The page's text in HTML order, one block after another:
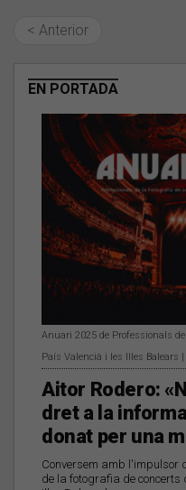
< Anterior
EN PORTADA
Anuari 2025 de Professionals
País Valencià i les Illes Balears
Aitor Rodero:
dret a la
donat per una
Conversem amb l'impulsor
de la fotografia de concerts